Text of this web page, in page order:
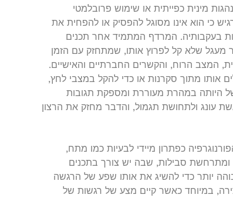
מינית כפייתית או שימוש פרובלמטי
כי הוא אינו מסוגל להפסיק או להפחית את
בעקבותיה. המרדף המתמיד אחר תכנים
מעגל שלא קל לפרוץ אותו, שמתחזק עם הזמן
המצב הרוח, והקשרים החברתיים והאישיים.
אותו מתוך סקרנות או כדי להקל במצבי לחץ,
היותה במהרת מעוררת ומספקת תגובות
עונג ולתחושת תגמול, והדבר מחזק את הרצון
כפתרון מיידי לבעיות כמו מתח,
ומתרחשת סבילות, שבה יש צורך בתכנים
יותר כדי להשיג את אותו שפע של הרגשה
במיוחד כאשר קיים מצע של רגשות של